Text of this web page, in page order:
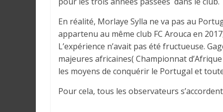
En réalité, Morlaye Sylla ne va pas au
appartenu au même club FC Arouca en
L’expérience n’avait pas été fructueuse.
majeures africaines( Championnat
les moyens de conquérir le Portugal et
Pour cela, tous les observateurs